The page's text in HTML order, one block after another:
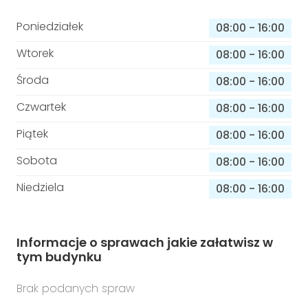
Poniedziałek 08:00 - 16:00
Wtorek
08:00 - 16:00
Środa
08:00 - 16:00
Czwartek
08:00 - 16:00
Piątek
08:00 - 16:00
Sobota
08:00 - 16:00
Niedziela
08:00 - 16:00
Informacje o sprawach jakie załatwisz w
tym budynku
Brak podanych spraw